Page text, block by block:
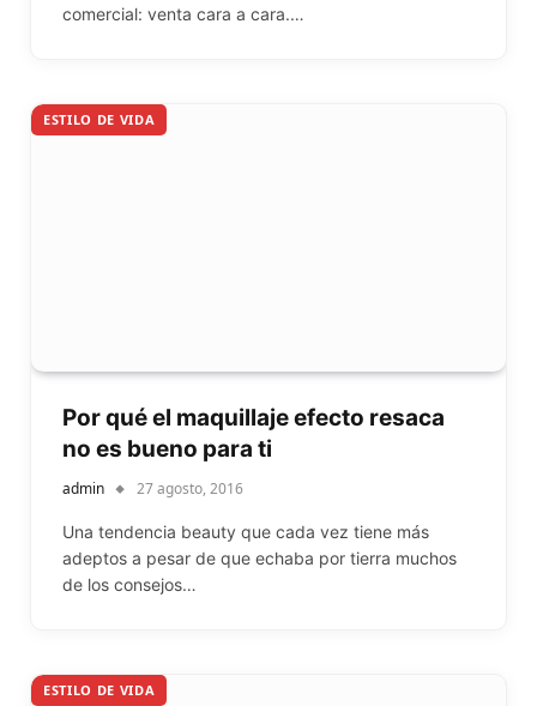
comercial: venta cara a cara.…
ESTILO DE VIDA
Por qué el maquillaje efecto resaca
no es bueno para ti
admin 27 agosto, 2016
Una tendencia beauty que cada vez tiene más
adeptos a pesar de que echaba por tierra muchos
de los consejos…
ESTILO DE VIDA